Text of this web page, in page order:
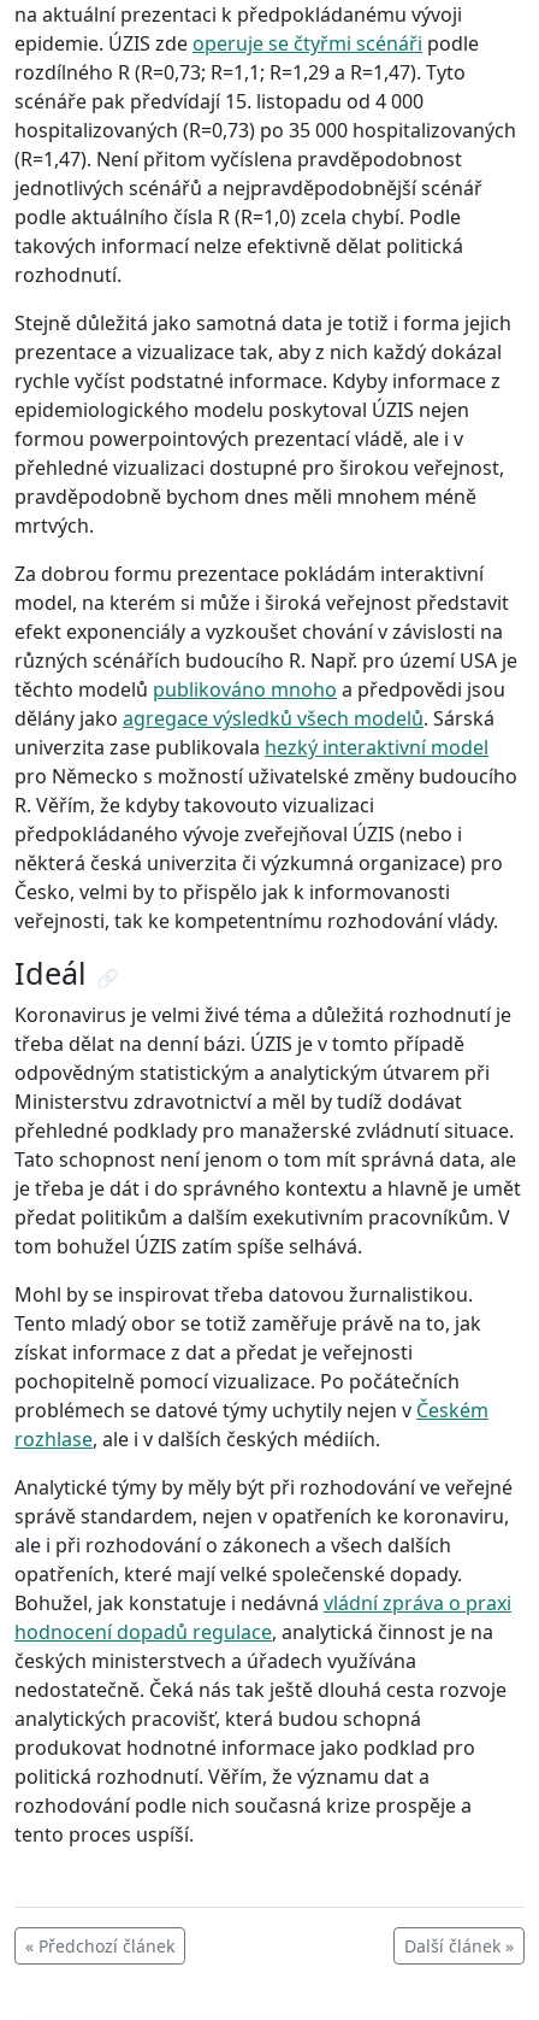
na aktuální prezentaci k předpokládanému vývoji
epidemie. ÚZIS zdeoperuje se čtyřmi scénáři podle
rozdílného R (R=0,73; R=1,1; R=1,29 a R=1,47). Tyto
scénáře pak předvídají 15. listopadu od 4 000
hospitalizovaných (R=0,73) po 35 000 hospitalizovaných
(R=1,47). Není přitom vyčíslena pravděpodobnost
jednotlivých scénářů a nejpravděpodobnější scénář
podle aktuálního čísla R (R=1,0) zcela chybí. Podle
takových informací nelze efektivně dělat politická
rozhodnutí.
Stejně důležitá jako samotná data je totiž i forma jejich
prezentace a vizualizace tak, aby z nich každý dokázal
rychle vyčíst podstatné informace. Kdyby informace z
epidemiologického modelu poskytoval ÚZIS nejen
formou powerpointových prezentací vládě, ale i v
přehledné vizualizaci dostupné pro širokou veřejnost,
pravděpodobně bychom dnes měli mnohem méně
mrtvých.
Za dobrou formu prezentace pokládám interaktivní
model, na kterém si může i široká veřejnost představit
efekt exponenciály a vyzkoušet chování v závislosti na
různých scénářích budoucího R. Např. pro území USA je
těchto modelů publikováno mnoho a předpovědi jsou
dělány jako agregace výsledků všech modelů. Sárská
univerzita zase publikovala hezký interaktivní model
pro Německo s možností uživatelské změny budoucího
R. Věřím, že kdyby takovouto vizualizaci
předpokládaného vývoje zveřejňoval ÚZIS (nebo i
některá česká univerzita či výzkumná organizace) pro
Česko, velmi by to přispělo jak k informovanosti
veřejnosti, tak ke kompetentnímu rozhodování vlády.
Ideál 🔗
Koronavirus je velmi živé téma a důležitá rozhodnutí je
třeba dělat na denní bázi. ÚZIS je v tomto případě
odpovědným statistickým a analytickým útvarem při
Ministerstvu zdravotnictví a měl by tudíž dodávat
přehledné podklady pro manažerské zvládnutí situace.
Tato schopnost není jenom o tom mít správná data, ale
je třeba je dát i do správného kontextu a hlavně je umět
předat politikům a dalším exekutivním pracovníkům. V
tom bohužel ÚZIS zatím spíše selhává.
Mohl by se inspirovat třeba datovou žurnalistikou.
Tento mladý obor se totiž zaměřuje právě na to, jak
získat informace z dat a předat je veřejnosti
pochopitelně pomocí vizualizace. Po počátečních
problémech se datové týmy uchytily nejen v Českém
rozhlase, ale i v dalších českých médiích.
Analytické týmy by měly být při rozhodování ve veřejné
správě standardem, nejen v opatřeních ke koronaviru,
ale i při rozhodování o zákonech a všech dalších
opatřeních, které mají velké společenské dopady.
Bohužel, jak konstatuje i nedávná vládní zpráva o praxi
hodnocení dopadů regulace, analytická činnost je na
českých ministerstvech a úřadech využívána
nedostatečně. Čeká nás tak ještě dlouhá cesta rozvoje
analytických pracovišť, která budou schopná
produkovat hodnotné informace jako podklad pro
politická rozhodnutí. Věřím, že významu dat a
rozhodování podle nich současná krize prospěje a
tento proces uspíší.
« Předchozí článek Další článek »